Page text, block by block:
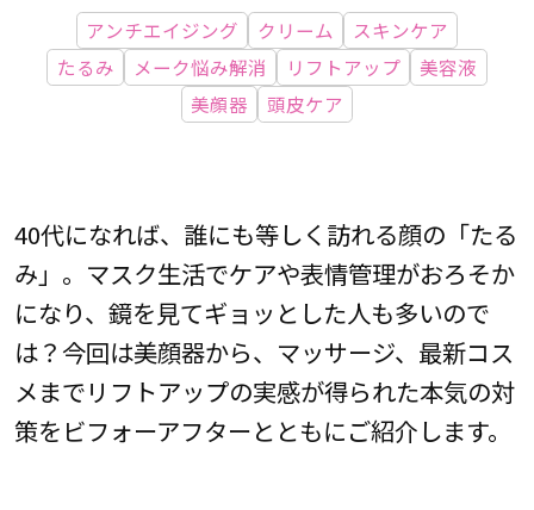
アンチエイジング クリーム
スキンケア
たるみ
メーク悩み解消 リフトアップ
美容液
美顔器
頭皮ケア
40代になれば、誰にも等しく訪れる顔の「たる
み」。マスク生活でケアや表情管理がおろそか
になり、鏡を見てギョッとした人も多いので
は？今回は美顔器から、マッサージ、最新コス
メまでリフトアップの実感が得られた本気の対
策をビフォーアフターとともにご紹介します。